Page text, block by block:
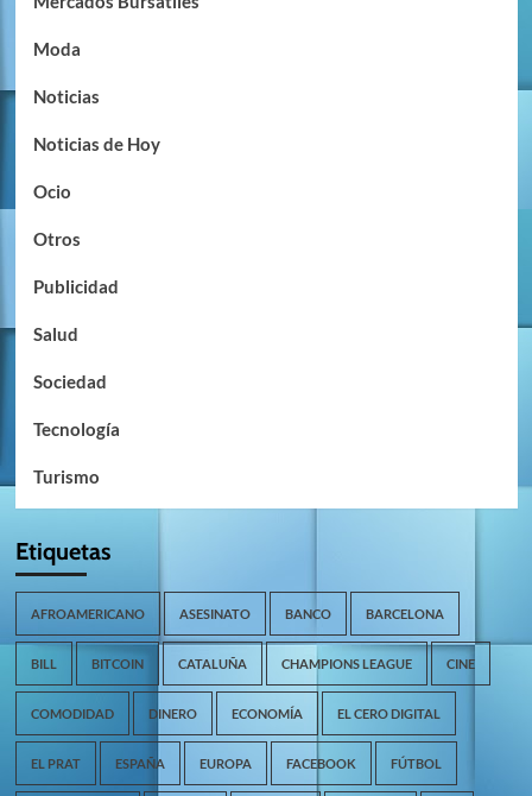
Moda
Noticias
Noticias de Hoy
Ocio
Otros
Publicidad
Salud
Sociedad
Tecnología
Turismo
Etiquetas
AFROAMERICANO ASESINATO BANCO BARCELONA
BILL BITCOIN CATALUÑA CHAMPIONS LEAGUE CINE
COMODIDAD DINERO ECONOMÍA EL CERO DIGITAL
EL PRAT ESPAÑA EUROPA FACEBOOK FÚTBOL